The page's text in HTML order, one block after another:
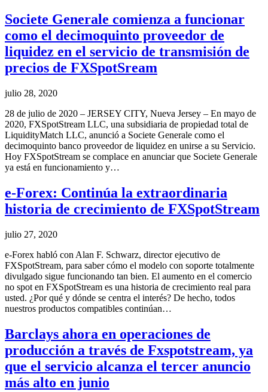
Societe Generale comienza a funcionar
como el decimoquinto proveedor de
liquidez en el servicio de transmisión de
precios de FXSpotSream
julio 28, 2020
28 de julio de 2020 – JERSEY CITY, Nueva Jersey – En mayo de
2020, FXSpotStream LLC, una subsidiaria de propiedad total de
LiquidityMatch LLC, anunció a Societe Generale como el
decimoquinto banco proveedor de liquidez en unirse a su Servicio.
Hoy FXSpotStream se complace en anunciar que Societe Generale
ya está en funcionamiento y…
e-Forex: Continúa la extraordinaria
historia de crecimiento de FXSpotStream
julio 27, 2020
e-Forex habló con Alan F. Schwarz, director ejecutivo de
FXSpotStream, para saber cómo el modelo con soporte totalmente
divulgado sigue funcionando tan bien. El aumento en el comercio
no spot en FXSpotStream es una historia de crecimiento real para
usted. ¿Por qué y dónde se centra el interés? De hecho, todos
nuestros productos compatibles continúan…
Barclays ahora en operaciones de
producción a través de Fxspotstream, ya
que el servicio alcanza el tercer anuncio
más alto en junio